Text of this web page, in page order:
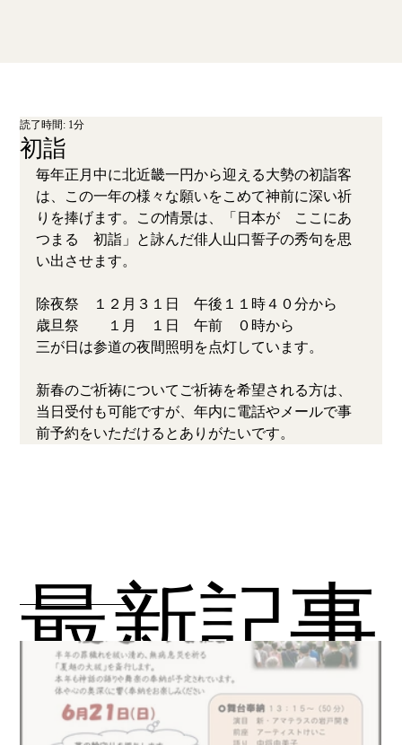
初詣
読了時間: 1分
毎年正月中に北近畿一円から迎える大勢の初詣客
は、この一年の様々な願いをこめて神前に深い祈
りを捧げます。この情景は、「日本が　ここにあ
つまる　初詣」と詠んだ俳人山口誓子の秀句を思
い出させます。
除夜祭　１２月３１日　午後１１時４０分から
歳旦祭　　１月　１日　午前　０時から
三が日は参道の夜間照明を点灯しています。
新春のご祈祷についてご祈祷を希望される方は、
当日受付も可能ですが、年内に電話やメールで事
前予約をいただけるとありがたいです。
​最新記事